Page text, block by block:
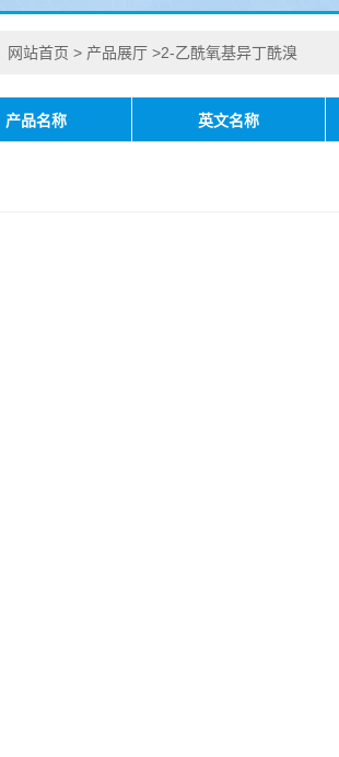
网站首页 > 产品展厅 >2-乙酰氧基异丁酰溴
产品名称 英文名称